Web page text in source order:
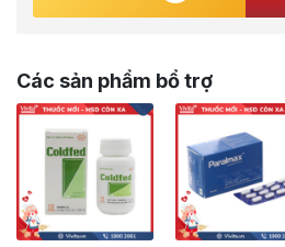
Các sản phẩm bổ trợ